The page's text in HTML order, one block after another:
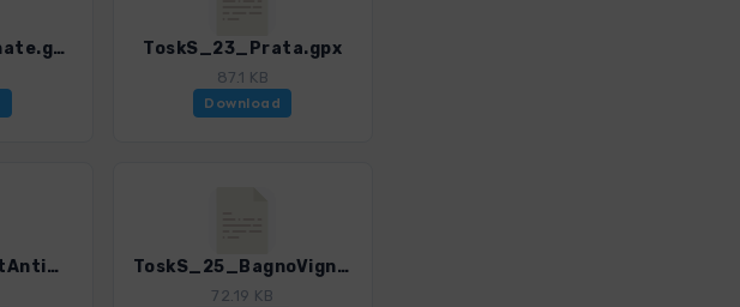
ToskS_22_Cornate.gpx ToskS_23_Prata.gpx
87.1 KB
Download
ToskS_24_SantAntimo.gpx ToskS_25_BagnoVignoniFiumeOrcia.gpx
72.19 KB